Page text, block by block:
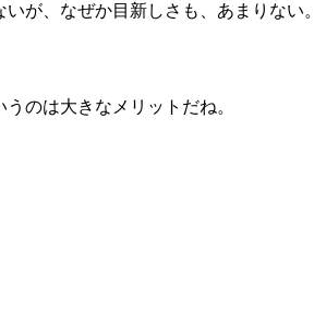
が、なぜか目新しさも、あまりない。
のは大きなメリットだね。